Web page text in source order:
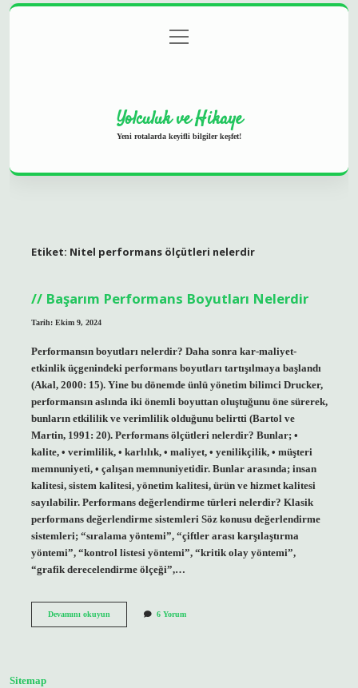
Gizlilik Politikası
menüyü
aç
Yolculuk ve Hikaye
Yeni rotalarda keyifli bilgiler keşfet!
Etiket: Nitel performans ölçütleri nelerdir
Başarım Performans Boyutları Nelerdir
Tarih: Ekim 9, 2024
Performansın boyutları nelerdir? Daha sonra kar-maliyet-
etkinlik üçgenindeki performans boyutları tartışılmaya başlandı
(Akal, 2000: 15). Yine bu dönemde ünlü yönetim bilimci Drucker,
performansın aslında iki önemli boyuttan oluştuğunu öne sürerek,
bunların etkililik ve verimlilik olduğunu belirtti (Bartol ve
Martin, 1991: 20). Performans ölçütleri nelerdir? Bunlar; •
kalite, • verimlilik, • karlılık, • maliyet, • yenilikçilik, • müşteri
memnuniyeti, • çalışan memnuniyetidir. Bunlar arasında; insan
kalitesi, sistem kalitesi, yönetim kalitesi, ürün ve hizmet kalitesi
sayılabilir. Performans değerlendirme türleri nelerdir? Klasik
performans değerlendirme sistemleri Söz konusu değerlendirme
sistemleri; “sıralama yöntemi”, “çiftler arası karşılaştırma
yöntemi”, “kontrol listesi yöntemi”, “kritik olay yöntemi”,
“grafik derecelendirme ölçeği”,…
Devamını okuyunBaşarım
6 Yorum
Sitemap